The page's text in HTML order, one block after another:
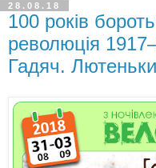
28.08.18
100 років
революція
Гадяч.